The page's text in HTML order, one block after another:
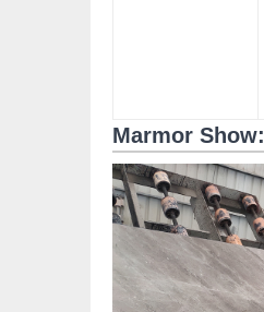
Marmor Show: